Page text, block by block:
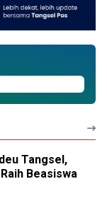
Tangsel,
Beasiswa